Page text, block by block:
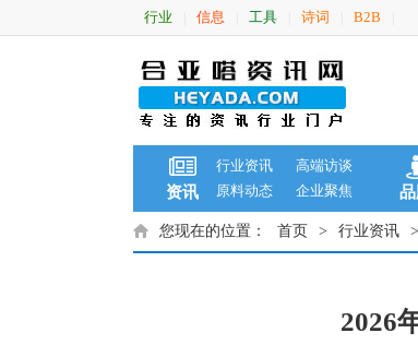
行业 信息 工具 诗词 B2B
资讯
行业资讯
高端访谈
原料动态
企业聚焦
您现在的位置： 首页 > 行业资讯 >
2026